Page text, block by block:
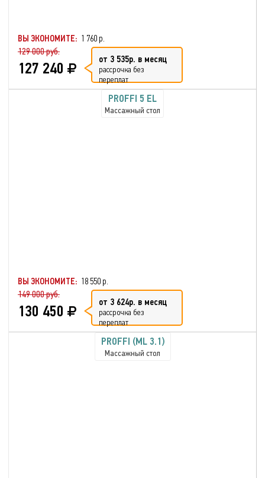
ВЫ ЭКОНОМИТЕ: 1 760 р.
129 000 руб.
127 240 от 3 535р. в месяц
рассрочка без
переплат
PROFFI 5 EL
Массажный стол
ВЫ ЭКОНОМИТЕ: 18 550 р.
149 000 руб.
130 450 от 3 624р. в месяц
рассрочка без
переплат
PROFFI (ML 3.1)
Массажный стол